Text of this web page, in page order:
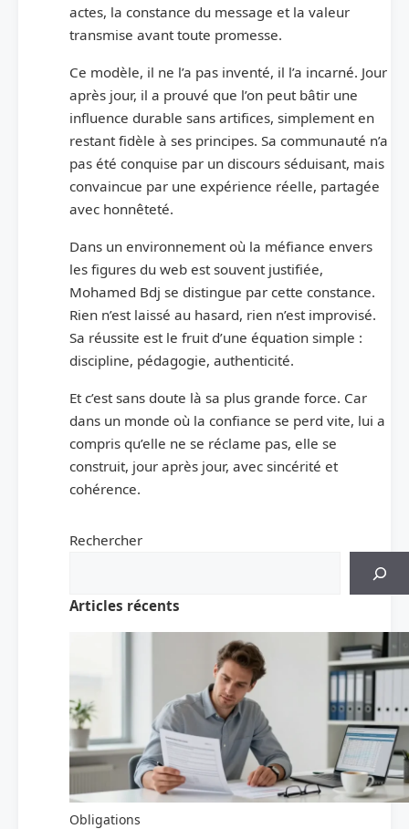
actes, la constance du message et la valeur
transmise avant toute promesse.
Ce modèle, il ne l’a pas inventé, il l’a incarné. Jour
après jour, il a prouvé que l’on peut bâtir une
influence durable sans artifices, simplement en
restant fidèle à ses principes. Sa communauté n’a
pas été conquise par un discours séduisant, mais
convaincue par une expérience réelle, partagée
avec honnêteté.
Dans un environnement où la méfiance envers
les figures du web est souvent justifiée,
Mohamed Bdj se distingue par cette constance.
Rien n’est laissé au hasard, rien n’est improvisé.
Sa réussite est le fruit d’une équation simple :
discipline, pédagogie, authenticité.
Et c’est sans doute là sa plus grande force. Car
dans un monde où la confiance se perd vite, lui a
compris qu’elle ne se réclame pas, elle se
construit, jour après jour, avec sincérité et
cohérence.
Rechercher
Articles récents
Obligations